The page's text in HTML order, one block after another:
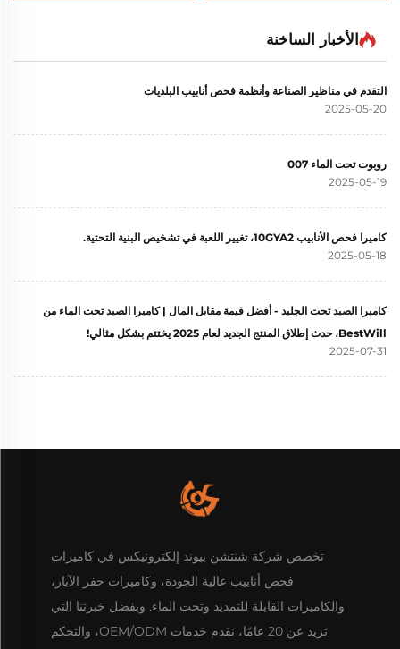
الأخبار الساخنة
التقدم في مناظير الصناعة وأنظمة فحص أنابيب البلديات
2025-05-20
روبوت تحت الماء 007
2025-05-19
كاميرا فحص الأنابيب 10GYA2، تغيير اللعبة في تشخيص البنية التحتية.
2025-05-18
كاميرا الصيد تحت الجليد - أفضل قيمة مقابل المال | كاميرا الصيد تحت الماء من
BestWill، حدث إطلاق المنتج الجديد لعام 2025 يختتم بشكل مثالي!
2025-07-31
تخصص شركة شنتشن بيوند إلكترونيكس في كاميرات
فحص أنابيب عالية الجودة، وكاميرات حفر الآبار،
والكاميرات القابلة للتمديد وتحت الماء. وبفضل خبرتنا التي
تزيد عن 20 عامًا، نقدم خدمات OEM/ODM، والتحكم